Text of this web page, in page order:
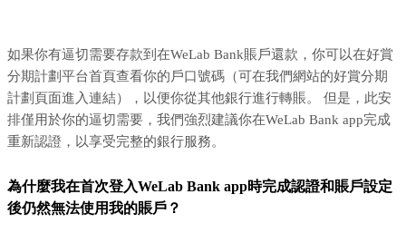
如果你有逼切需要存款到在WeLab Bank賬戶還款，你可以在好賞
分期計劃平台首頁查看你的戶口號碼（可在我們網站的好賞分期
計劃頁面進入連結），以便你從其他銀行進行轉賬。 但是，此安
排僅用於你的逼切需要，我們強烈建議你在WeLab Bank app完成
重新認證，以享受完整的銀行服務。
為什麼我在首次登入WeLab Bank app時完成認證和賬戶設定
後仍然無法使用我的賬戶？